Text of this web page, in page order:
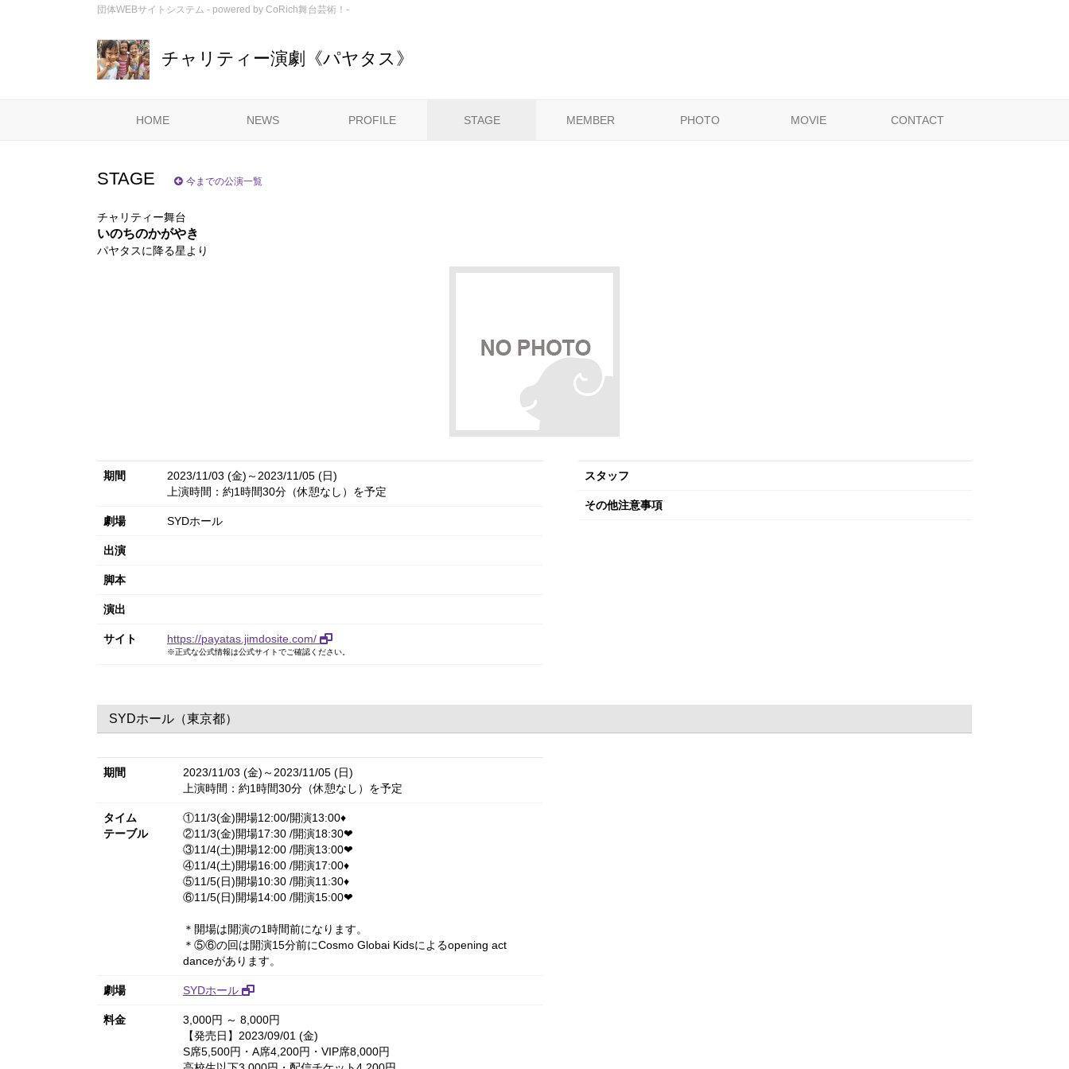
団体WEBサイトシステム - powered by CoRich舞台芸術！-
チャリティー演劇《パヤタス》
HOME NEWS PROFILE STAGE MEMBER PHOTO MOVIE CONTACT
STAGE 今までの公演一覧
チャリティー舞台
いのちのかがやき
パヤタスに降る星より
期間
2023/11/03 (金)～2023/11/05 (日)
上演時間：約1時間30分（休憩なし）を予定
劇場 SYDホール
出演
脚本
演出
サイト https://payatas.jimdosite.com/
※正式な公式情報は公式サイトでご確認ください。
スタッフ
その他注意事項
SYDホール（東京都）
期間
2023/11/03 (金)～2023/11/05 (日)
上演時間：約1時間30分（休憩なし）を予定
タイム
テーブル
①11/3(金)開場12:00/開演13:00♦︎
②11/3(金)開場17:30 /開演18:30❤︎
③11/4(土)開場12:00 /開演13:00❤︎
④11/4(土)開場16:00 /開演17:00♦︎
⑤11/5(日)開場10:30 /開演11:30♦︎
⑥11/5(日)開場14:00 /開演15:00❤︎
＊開場は開演の1時間前になります。
＊⑤⑥の回は開演15分前にCosmo Globai Kidsによるopening act
danceがあります。
劇場 SYDホール
料金
3,000円 ～ 8,000円
【発売日】2023/09/01 (金)
S席5,500円・A席4,200円・VIP席8,000円